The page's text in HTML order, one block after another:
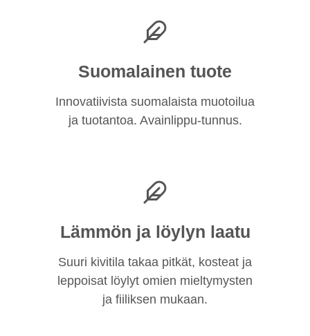
Suomalainen tuote
Innovatiivista suomalaista muotoilua
ja tuotantoa. Avainlippu-tunnus.
Lämmön ja löylyn laatu
Suuri kivitila takaa pitkät, kosteat ja
leppoisat löylyt omien mieltymysten
ja fiiliksen mukaan.